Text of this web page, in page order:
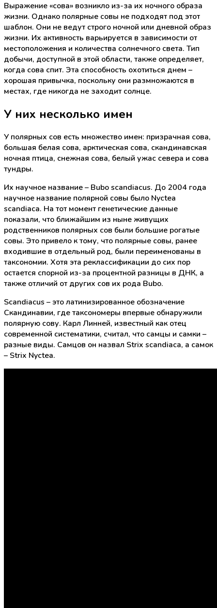
Выражение «сова» возникло из-за их ночного образа
жизни. Однако полярные совы не подходят под этот
шаблон. Они не ведут строго ночной или дневной образ
жизни. Их активность варьируется в зависимости от
местоположения и количества солнечного света. Тип
добычи, доступной в этой области, также определяет,
когда сова спит. Эта способность охотиться днем –
хорошая привычка, поскольку они размножаются в
местах, где никогда не заходит солнце.
У них несколько имен
У полярных сов есть множество имен: призрачная сова,
большая белая сова, арктическая сова, скандинавская
ночная птица, снежная сова, белый ужас севера и сова
тундры.
Их научное название – Bubo scandiacus. До 2004 года
научное название полярной совы было Nyctea
scandiaca. На тот момент генетические данные
показали, что ближайшим из ныне живущих
родственников полярных сов были большие рогатые
совы. Это привело к тому, что полярные совы, ранее
входившие в отдельный род, были переименованы в
таксономии. Хотя эта реклассификации до сих пор
остается спорной из-за процентной разницы в ДНК, а
также отличий от других сов их рода Bubo.
Scandiacus – это латинизированное обозначение
Скандинавии, где таксономеры впервые обнаружили
полярную сову. Карл Линней, известный как отец
современной систематики, считал, что самцы и самки –
разные виды. Самцов он назвал Strix scandiaca, а самок
– Strix Nyctea.